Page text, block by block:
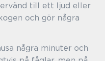
till ett ljud eller
och gör några
några minuter och